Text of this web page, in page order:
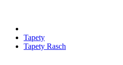
Tapety
Tapety Rasch